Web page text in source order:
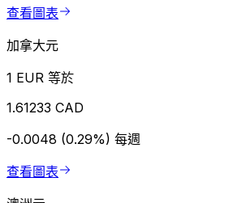
查看圖表
加拿大元
1 EUR 等於
1.61233 CAD
-0.0048 (0.29%) 每週
查看圖表